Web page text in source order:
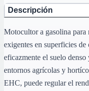
Descripción
Motocultor a gasolina para
exigentes en superficies
eficazmente el suelo
entornos agrícolas y
EHC, puede regular el